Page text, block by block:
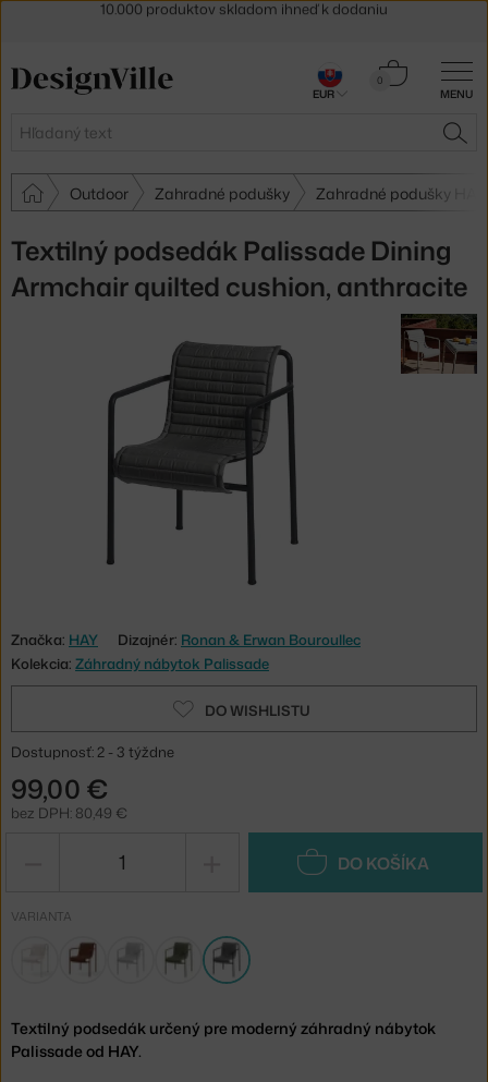
MENU
Hľadať
0
Košík
Outdoor Zahradné podušky Zahradné podušky HAY
Textilný podsedák Palissade Dining
Armchair quilted cushion, anthracite
Značka: HAY Dizajnér: Ronan & Erwan Bouroullec
Kolekcia: Záhradný nábytok Palissade
DO WISHLISTU
Dostupnosť: 2 - 3 týždne
99,00 €
bez DPH: 80,49 €
DO KOŠÍKA
VARIANTA
Textilný podsedák určený pre moderný záhradný nábytok
Palissade od HAY.
30 dní na vrátenie tovaru
EUR